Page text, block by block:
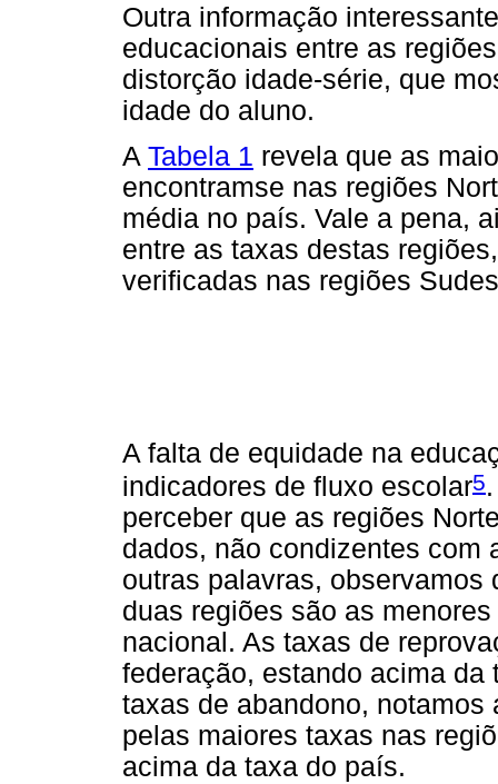
Outra informação
educacionais entre as
distorção idade-série, que
idade do aluno.
A Tabela 1 revela que as
encontramse nas regiões
média no país. Vale a pena,
entre as taxas destas
verificadas nas regiões
A falta de equidade na
indicadores de fluxo escolar5
perceber que as regiões
dados, não condizentes com
outras palavras,
duas regiões são as
nacional. As taxas de
federação, estando acima
taxas de abandono,
pelas maiores taxas nas
acima da taxa do país.